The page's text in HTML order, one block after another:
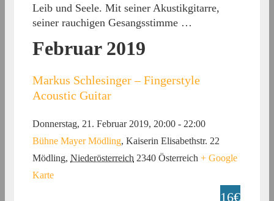
Leib und Seele. Mit seiner Akustikgitarre,
seiner rauchigen Gesangsstimme …
Februar 2019
Markus Schlesinger – Fingerstyle
Acoustic Guitar
Donnerstag, 21. Februar 2019, 20:00 - 22:00
Bühne Mayer Mödling, Kaiserin Elisabethstr. 22
Mödling, Niederösterreich 2340 Österreich + Google
Karte
16€